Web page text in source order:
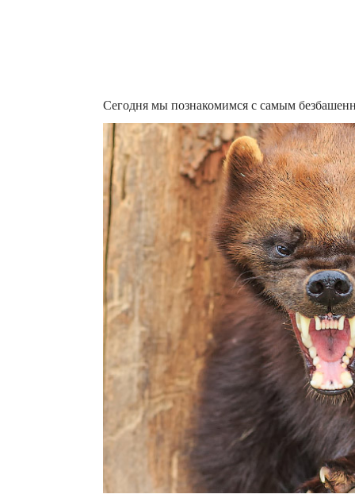
Сегодня мы познакомимся с самым